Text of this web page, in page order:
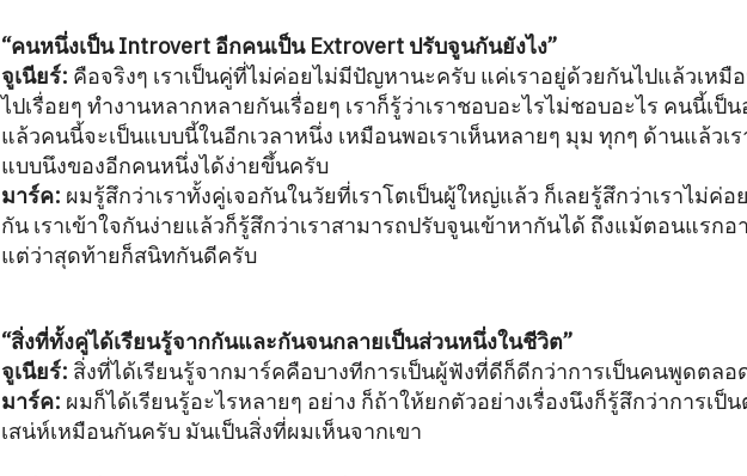
“คนหนึ่งเป็น Introvert อีกคนเป็น Extrovert ปรับจูนกันยังไง”
จูเนียร์: คือจริงๆ เราเป็นคู่ที่ไม่ค่อยไม่มีปัญหานะครับ แค่เราอยู่ด้วยกันไปแล้วเห
ไปเรื่อยๆ ทำงานหลากหลายกันเรื่อยๆ เราก็รู้ว่าเราชอบอะไรไม่ชอบอะไร คนนี้เป็
แล้วคนนี้จะเป็นแบบนี้ในอีกเวลาหนึ่ง เหมือนพอเราเห็นหลายๆ มุม ทุกๆ ด้านแล้วเ
แบบนึงของอีกคนหนึ่งได้ง่ายขึ้นครับ
มาร์ค: ผมรู้สึกว่าเราทั้งคู่เจอกันในวัยที่เราโตเป็นผู้ใหญ่แล้ว ก็เลยรู้สึกว่าเราไม่ค่อ
กัน เราเข้าใจกันง่ายแล้วก็รู้สึกว่าเราสามารถปรับจูนเข้าหากันได้ ถึงแม้ตอนแรกอ
แต่ว่าสุดท้ายก็สนิทกันดีครับ
“สิ่งที่ทั้งคู่ได้เรียนรู้จากกันและกันจนกลายเป็นส่วนหนึ่งในชีวิต”
จูเนียร์: สิ่งที่ได้เรียนรู้จากมาร์คคือบางทีการเป็นผู้ฟังที่ดีก็ดีกว่าการเป็นคนพูดตลอ
มาร์ค: ผมก็ได้เรียนรู้อะไรหลายๆ อย่าง ก็ถ้าให้ยกตัวอย่างเรื่องนึงก็รู้สึกว่าการเป็
เสน่ห์เหมือนกันครับ มันเป็นสิ่งที่ผมเห็นจากเขา